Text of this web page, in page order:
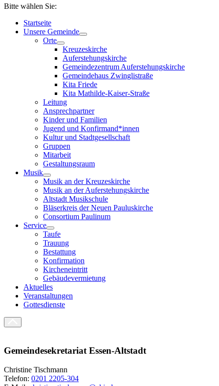
Bitte wählen Sie:
Startseite
Unsere Gemeinde
Orte
Kreuzeskirche
Auferstehungskirche
Gemeindezentrum Auferstehungskirche
Gemeindehaus Zwinglistraße
Kita Friede
Kita Mathilde-Kaiser-Straße
Leitung
Ansprechpartner
Kinder und Familien
Jugend und Konfirmand*innen
Kultur und Stadtgesellschaft
Gruppen
Mitarbeit
Gestaltungsraum
Musik
Musik an der Kreuzeskirche
Musik an der Auferstehungskirche
Altstadt Musikschule
Bläserkreis der Neuen Pauluskirche
Consortium Paulinum
Service
Taufe
Trauung
Bestattung
Konfirmation
Kircheneintritt
Gebäudevermietung
Aktuelles
Veranstaltungen
Gottesdienste
Gemeindesekretariat Essen-Altstadt
Christine Tischmann
Telefon: 0201 2205-304